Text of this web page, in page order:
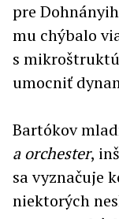
pre
mu chýbalo
s
umocniť
Bartókov
a orchester,
sa vyznačuje
niektorých